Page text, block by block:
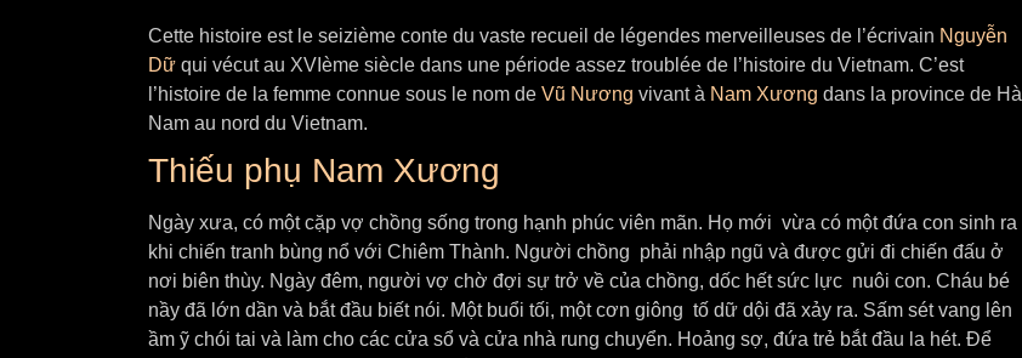
Cette histoire est le seizième conte du vaste recueil de légendes merveilleuses de l’écrivain Nguyễn
Dữ qui vécut au XVIème siècle dans une période assez troublée de l’histoire du Vietnam. C’est
l’histoire de la femme connue sous le nom de Vũ Nương vivant à Nam Xương dans la province de Hà
Nam au nord du Vietnam.
Thiếu phụ Nam Xương
Ngày xưa, có một cặp vợ chồng sống trong hạnh phúc viên mãn. Họ mới vừa có một đứa con sinh ra
khi chiến tranh bùng nổ với Chiêm Thành. Người chồng phải nhập ngũ và được gửi đi chiến đấu ở
nơi biên thùy. Ngày đêm, người vợ chờ đợi sự trở về của chồng, dốc hết sức lực nuôi con. Cháu bé
nầy đã lớn dần và bắt đầu biết nói. Một buổi tối, một cơn giông tố dữ dội đã xảy ra. Sấm sét vang lên
ầm ỹ chói tai và làm cho các cửa sổ và cửa nhà rung chuyển. Hoảng sợ, đứa trẻ bắt đầu la hét. Để